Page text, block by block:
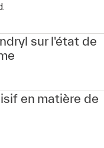
sur l'état de
en matière de